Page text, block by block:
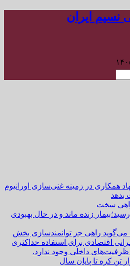
نسیم ایران
همکاری در زمینه غنی‌سازی اورانیوم
بدهد
سخت
زنده ماند و در حال بهبودی
می‌گوید راهی جز توانمندسازی بخش
اقتصادی برای استفاده حداکثری
داخلی وجود ندارد.